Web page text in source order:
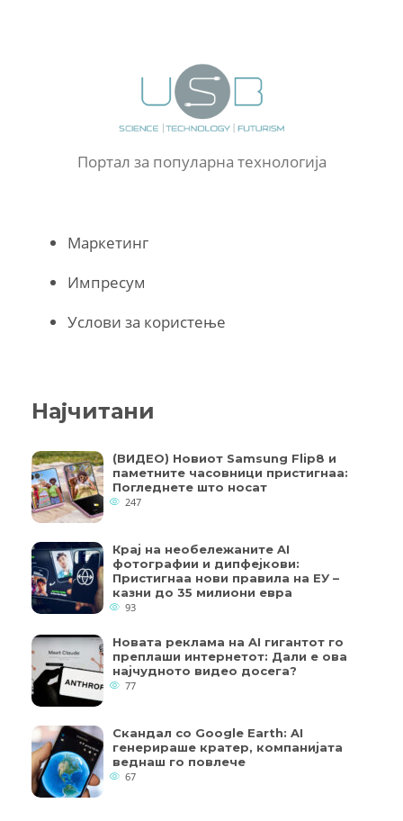
Портал за популарна технологија
Маркетинг
Импресум
Услови за користење
Најчитани
(ВИДЕО) Новиот Samsung Flip8 и
паметните часовници пристигнаа:
Погледнете што носат
247
Крај на необележаните AI
фотографии и дипфејкови:
Пристигнаа нови правила на ЕУ –
казни до 35 милиони евра
93
Новата реклама на AI гигантот го
преплаши интернетот: Дали е ова
најчудното видео досега?
77
Скандал со Google Earth: AI
генерираше кратер, компанијата
веднаш го повлече
67